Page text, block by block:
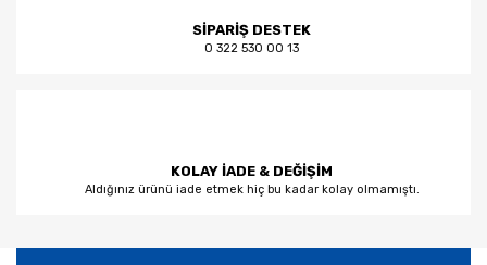
SİPARİŞ DESTEK
0 322 530 00 13
KOLAY İADE & DEĞİŞİM
Aldığınız ürünü iade etmek hiç bu kadar kolay olmamıştı.